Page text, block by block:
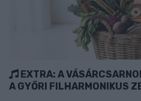
EXTRA: A
A GYŐRI FILHARMONIKUS